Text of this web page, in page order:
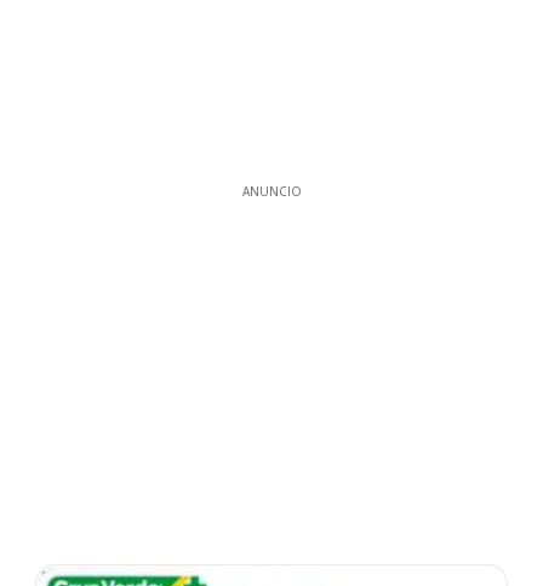
ANUNCIO